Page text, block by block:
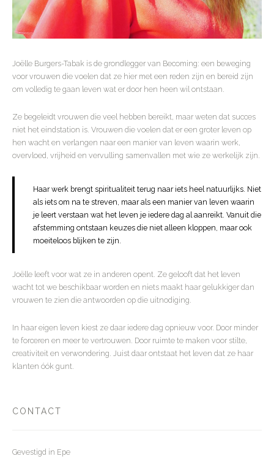
Joëlle Burgers-Tabak is de grondlegger van Becoming: een beweging
voor vrouwen die voelen dat ze hier met een reden zijn en bereid zijn
om volledig te gaan leven wat er door hen heen wil ontstaan.
Ze begeleidt vrouwen die veel hebben bereikt, maar weten dat succes
niet het eindstation is. Vrouwen die voelen dat er een groter leven op
hen wacht en verlangen naar een manier van leven waarin werk,
overvloed, vrijheid en vervulling samenvallen met wie ze werkelijk zijn.
Haar werk brengt spiritualiteit terug naar iets heel natuurlijks. Niet
als iets om na te streven, maar als een manier van leven waarin
je leert verstaan wat het leven je iedere dag al aanreikt. Vanuit die
afstemming ontstaan keuzes die niet alleen kloppen, maar ook
moeiteloos blijken te zijn.
Joëlle leeft voor wat ze in anderen opent. Ze gelooft dat het leven
wacht tot we beschikbaar worden en niets maakt haar gelukkiger dan
vrouwen te zien die antwoorden op die uitnodiging.
In haar eigen leven kiest ze daar iedere dag opnieuw voor. Door minder
te forceren en meer te vertrouwen. Door ruimte te maken voor stilte,
creativiteit en verwondering. Juist daar ontstaat het leven dat ze haar
klanten óók gunt.
CONTACT
Gevestigd in Epe